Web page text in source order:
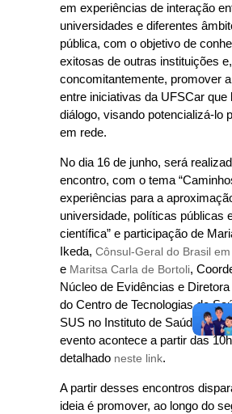
em experiências de interação
universidades e diferentes
pública, com o objetivo de
exitosas de outras instituições e,
concomitantemente, promover
entre iniciativas da UFSCar
diálogo, visando potencializá-lo
em rede.
No dia 16 de junho, será
encontro, com o tema
experiências para a
universidade, políticas públicas
científica” e participação de
Ikeda, Cônsul-Geral do Brasil
e Maritsa Carla de Bortoli,
Núcleo de Evidências e Diretora
do Centro de Tecnologias de
SUS no Instituto de Saúde de
evento acontece a partir das
detalhado neste link.
A partir desses encontros
ideia é promover, ao longo do